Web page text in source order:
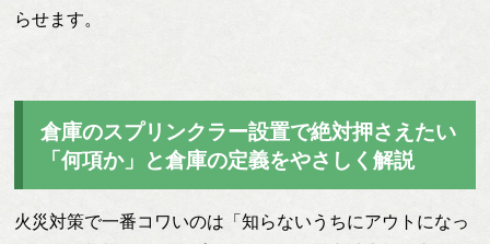
らせます。
倉庫のスプリンクラー設置で絶対押さえたい
「何項か」と倉庫の定義をやさしく解説
火災対策で一番コワいのは「知らないうちにアウトになっ